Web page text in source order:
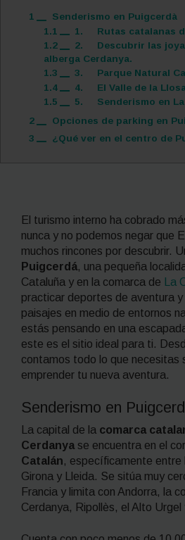
1
Senderismo en Puigcerdà
1.1
1. Rutas catalanas
1.2
2. Descubrir las
alberga Cerdanya.
1.3
3. Parque Natural
1.4
4. El Valle de la
1.5
5. Senderismo en La
2
Opciones de parking en
3
¿Qué ver en el centro de
El turismo interno ha cobrado
nunca y no podemos negar que
muchos rincones por descubrir.
Puigcerdá, una pequeña
Cataluña y en la comarca de
La
practicar deportes de aventura
paisajes en medio de entornos
estás pensando en una
este es el sitio ideal para ti.
contamos todo lo que necesitas
emprender tu nueva aventura.
Senderismo en
La capital de la comarca
Cerdanya se encuentra en el
Catalán, específicamente entre
Girona y Lleida. Se sitúa muy
Francia y limita con Andorra, la
Cerdanya, Ripollès, el Alto Urgel